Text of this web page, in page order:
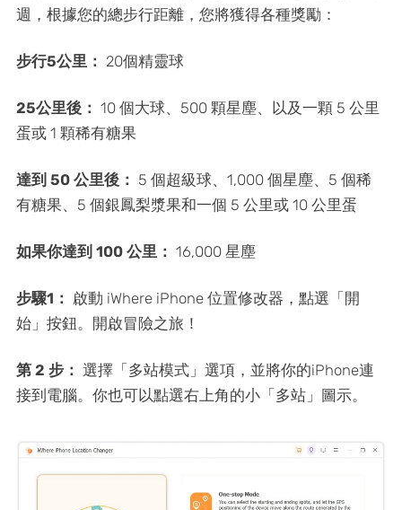
週，根據您的總步行距離，您將獲得各種獎勵：
步行5公里： 20個精靈球
25公里後： 10 個大球、500 顆星塵、以及一顆 5 公里
蛋或 1 顆稀有糖果
達到 50 公里後： 5 個超級球、1,000 個星塵、5 個稀
有糖果、5 個銀鳳梨漿果和一個 5 公里或 10 公里蛋
如果你達到 100 公里： 16,000 星塵
步驟1： 啟動 iWhere iPhone 位置修改器，點選「開
始」按鈕。開啟冒險之旅！
第 2 步： 選擇「多站模式」選項，並將你的iPhone連
接到電腦。你也可以點選右上角的小「多站」圖示。